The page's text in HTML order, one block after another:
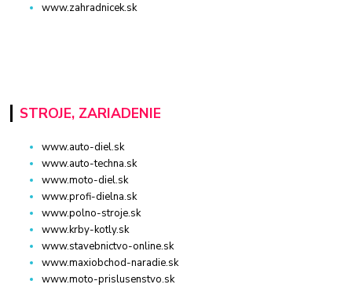
www.zahradnicek.sk
STROJE, ZARIADENIE
www.auto-diel.sk
www.auto-techna.sk
www.moto-diel.sk
www.profi-dielna.sk
www.polno-stroje.sk
www.krby-kotly.sk
www.stavebnictvo-online.sk
www.maxiobchod-naradie.sk
www.moto-prislusenstvo.sk